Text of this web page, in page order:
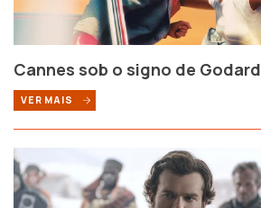
Cannes sob o signo de Godard
VER MAIS